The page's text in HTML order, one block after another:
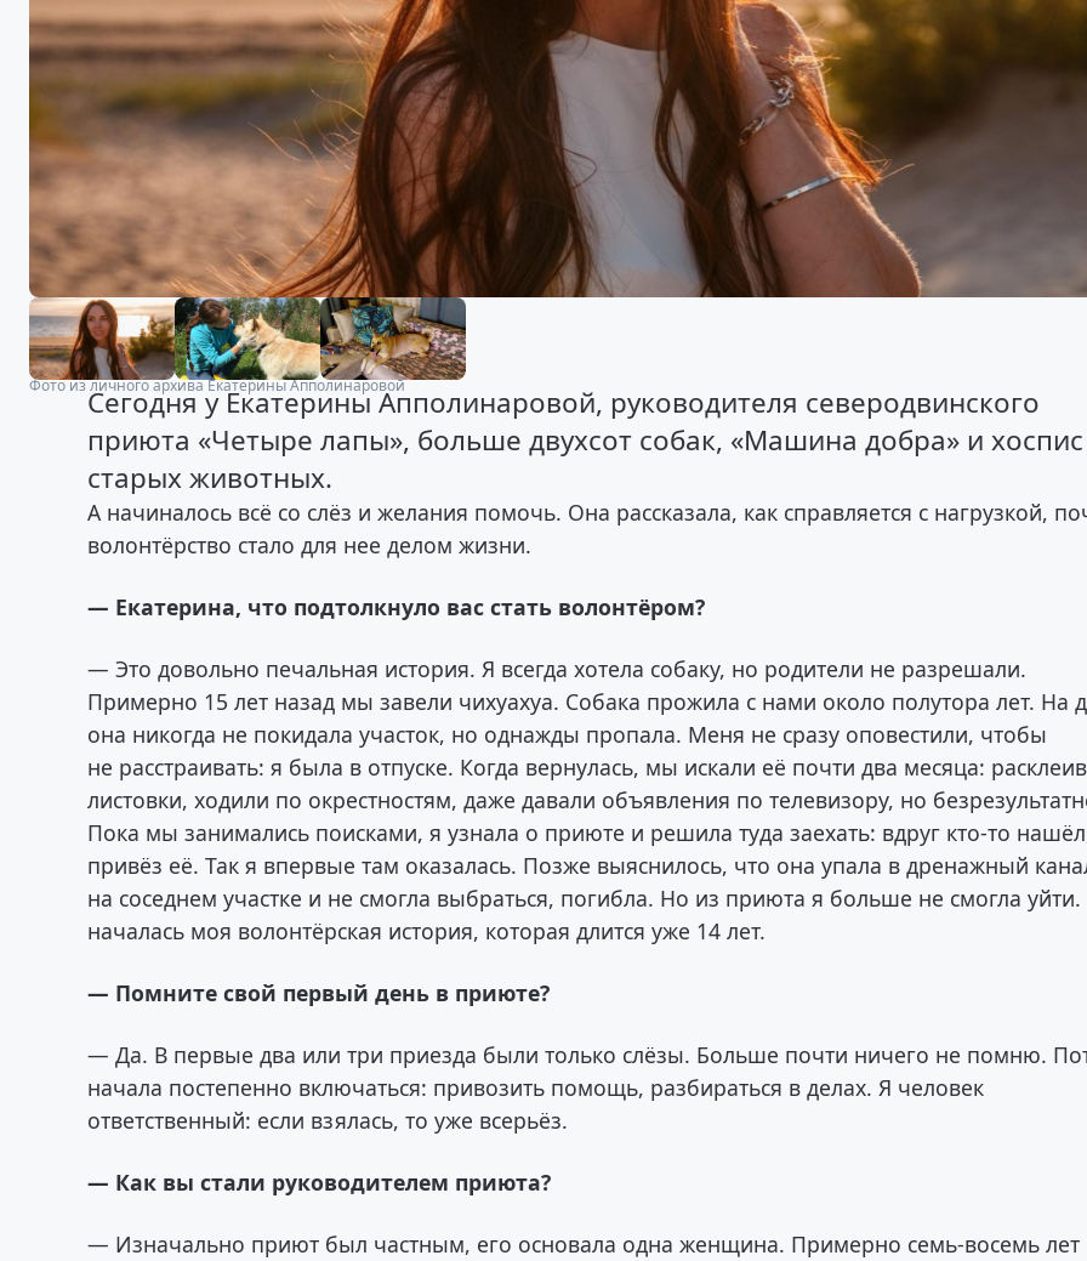
Фото из личного архива Екатерины Апполинаровой
Сегодня у Екатерины Апполинаровой, руководителя северодвинского
приюта «Четыре лапы», больше двухсот собак, «Машина добра» и хоспис
старых животных.
А начиналось всё со слёз и желания помочь. Она рассказала, как справляется с нагрузкой,
волонтёрство стало для нее делом жизни.
— Екатерина, что подтолкнуло вас стать волонтёром?
— Это довольно печальная история. Я всегда хотела собаку, но родители не разрешали.
Примерно 15 лет назад мы завели чихуахуа. Собака прожила с нами около полутора лет. На
она никогда не покидала участок, но однажды пропала. Меня не сразу оповестили, чтобы
не расстраивать: я была в отпуске. Когда вернулась, мы искали её почти два месяца:
листовки, ходили по окрестностям, даже давали объявления по телевизору, но
Пока мы занимались поисками, я узнала о приюте и решила туда заехать: вдруг кто-то
привёз её. Так я впервые там оказалась. Позже выяснилось, что она упала в дренажный
на соседнем участке и не смогла выбраться, погибла. Но из приюта я больше не смогла уйти.
началась моя волонтёрская история, которая длится уже 14 лет.
— Помните свой первый день в приюте?
— Да. В первые два или три приезда были только слёзы. Больше почти ничего не помню.
начала постепенно включаться: привозить помощь, разбираться в делах. Я человек
ответственный: если взялась, то уже всерьёз.
— Как вы стали руководителем приюта?
— Изначально приют был частным, его основала одна женщина. Примерно семь-восемь лет